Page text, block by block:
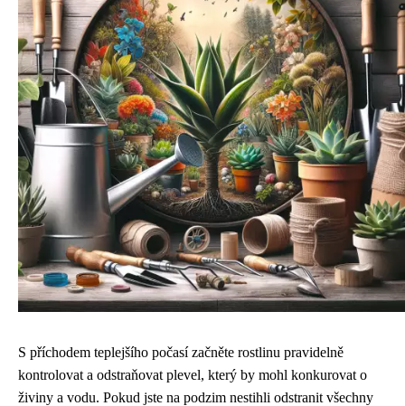
S příchodem teplejšího počasí začněte rostlinu pravidelně
kontrolovat a odstraňovat plevel, který by mohl konkurovat o
živiny a vodu. Pokud jste na podzim nestihli odstranit všechny